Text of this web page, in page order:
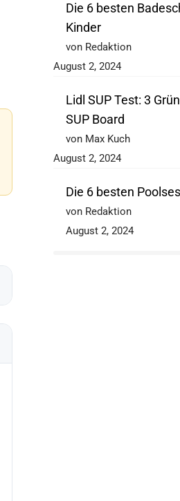
Die 6 besten
Kinder
von Redaktion
August 2, 2024
Lidl SUP Test: 3
SUP Board
von Max Kuch
August 2, 2024
Die 6 besten
von Redaktion
August 2, 2024